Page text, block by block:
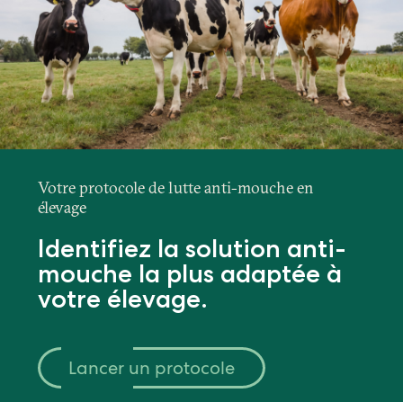
Votre protocole de lutte anti-mouche en
élevage
Identifiez la solution anti-
mouche la plus adaptée à
votre élevage.
Lancer un protocole